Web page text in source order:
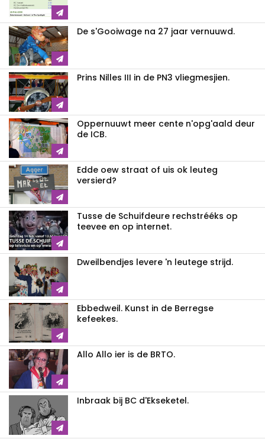
De s'Gooiwage na 27 jaar vernuuwd.
Prins Nilles III in de PN3 vliegmesjien.
Oppernuuwt meer cente n'opg'aald deur
de ICB.
Edde oew straat of uis ok leuteg
versierd?
Tusse de Schuifdeure rechstrééks op
teevee en op internet.
Dweilbendjes levere 'n leutege strijd.
Ebbedweil. Kunst in de Berregse
kefeekes.
Allo Allo ier is de BRTO.
Inbraak bij BC d'Ekseketel.